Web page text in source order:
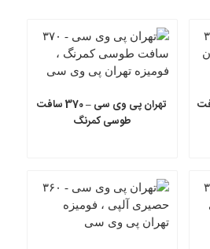
سافت
تهران پی وی سی – 370 سافت
طوسی کمرنگ